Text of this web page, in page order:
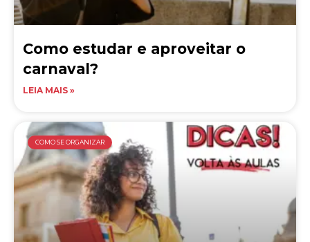
Como estudar e aproveitar o
carnaval?
LEIA MAIS »
COMO SE ORGANIZAR